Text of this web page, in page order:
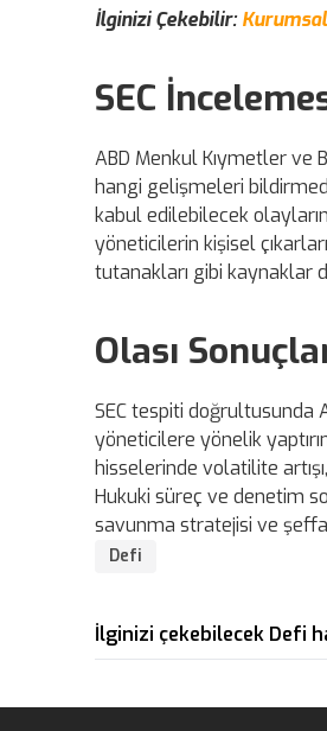
İlginizi Çekebilir:
SEC
ABD Menkul Kıymetler ve
hangi gelişmeleri
kabul edilebilecek
yöneticilerin kişisel
tutanakları gibi kaynaklar
Olası
SEC tespiti doğrultusunda
yöneticilere yönelik
hisselerinde volatilite
Hukuki süreç ve denetim
savunma stratejisi ve
Defi
İlginizi çekebilecek Defi